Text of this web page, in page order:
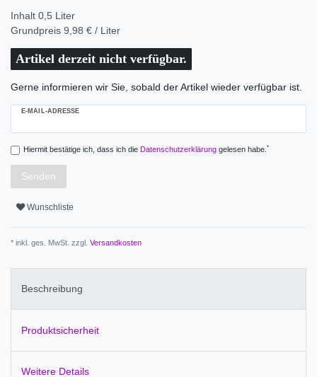
Inhalt 0,5 Liter
Grundpreis 9,98 € / Liter
Artikel derzeit nicht verfügbar.
Gerne informieren wir Sie, sobald der Artikel wieder verfügbar ist.
E-MAIL-ADRESSE
Hiermit bestätige ich, dass ich die Daten­schutz­erklärunggelesen habe. *
Senden
Wunschliste
* inkl. ges. MwSt. zzgl. Versandkosten
Beschreibung
Produktsicherheit
Weitere Details